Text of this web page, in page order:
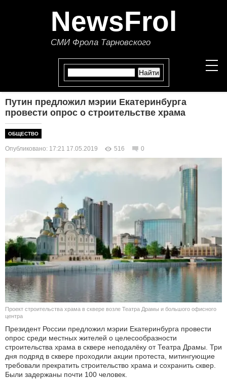
NewsFrol
СМИ Фрола Тарновского
НОВОСТИ
ПОЛИТИКА
В МИРЕ
ОБЩЕСТВО
КУЛЬТУРА
НАУКА
СПОРТ
АВТО И МОТО
ЭГОИЗМ
Путин предложил мэрии Екатеринбурга
провести опрос о строительстве храма
ОБЩЕСТВО
Опубликовано: 17:21 17.05.2019 516 0
Проект строительства храма в сквере возле Театра Драмы и большого офисного
центра
Президент России предложил мэрии Екатеринбурга провести
опрос среди местных жителей о целесообразности
строительства храма в сквере неподалёку от Театра Драмы. Три
дня подряд в сквере проходили акции протеста, митингующие
требовали прекратить строительство храма и сохранить сквер.
Были задержаны почти 100 человек.